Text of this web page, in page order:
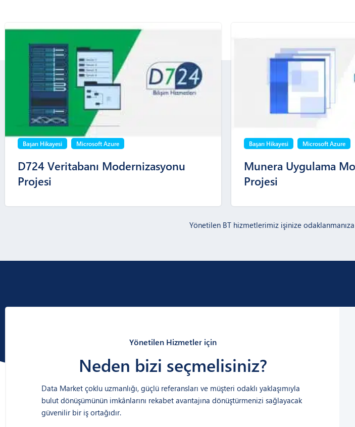
Başarı Hikayesi Microsoft Azure
D724 Veritabanı Modernizasyonu
Projesi
Başarı Hikayesi Microsoft Azure
Munera Uygulama
Projesi
Yönetilen BT hizmetlerimiz işinize odaklanmanıza
Yönetilen Hizmetler için
Neden bizi seçmelisiniz?
Data Market çoklu uzmanlığı, güçlü referansları ve müşteri odaklı yaklaşımıyla
bulut dönüşümünün imkânlarını rekabet avantajına dönüştürmenizi sağlayacak
güvenilir bir iş ortağıdır.